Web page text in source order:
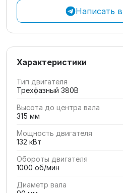
Написать
Характеристики
Тип двигателя
Трехфазный 380В
Высота до центра вала
315 мм
Мощность двигателя
132 кВт
Обороты двигателя
1000 об/мин
Диаметр вала